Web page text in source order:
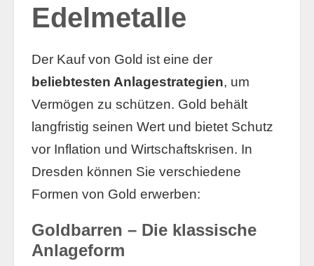
Edelmetalle
Der Kauf von Gold ist eine der
beliebtesten Anlagestrategien, um
Vermögen zu schützen. Gold behält
langfristig seinen Wert und bietet Schutz
vor Inflation und Wirtschaftskrisen. In
Dresden können Sie verschiedene
Formen von Gold erwerben:
Goldbarren – Die klassische
Anlageform